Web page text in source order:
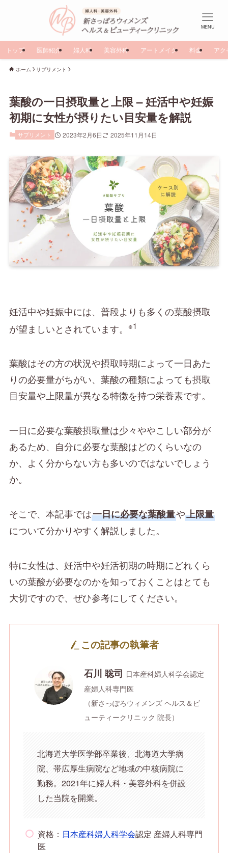
MENU
トップ 医師紹介 婦人科 美容外科 アートメイク 料金 アク
ホーム サプリメント
葉酸の一日摂取量と上限 – 妊活中や妊娠
初期に女性が摂りたい目安量を解説
サプリメント 2023年2月6日 2025年11月14日
妊活中や妊娠中には、普段よりも多くの葉酸摂取
が望ましいとされています。 ※1
葉酸はその方の状況や摂取時期によって一日あた
りの必要量がちがい、葉酸の種類によっても摂取
目安量や上限量が異なる特徴を持つ栄養素です。
一日に必要な葉酸摂取量は少々ややこしい部分が
あるため、自分に必要な葉酸はどのくらいなの
か、よく分からない方も多いのではないでしょう
か。
そこで、本記事では一日に必要な葉酸量や上限量
について分かりやすく解説しました。
特に女性は、妊活中や妊活初期の時期にどれくら
いの葉酸が必要なのかを知っておくことはとても
大切ですので、ぜひ参考にしてください。
この記事の執筆者
石川 聡司 日本産科婦人科学会認定
産婦人科専門医
（新さっぽろウィメンズ ヘルス＆ビ
ューティークリニック 院長）
北海道大学医学部卒業後、北海道大学病
院、帯広厚生病院など地域の中核病院に
勤務。2021年に婦人科・美容外科を併設
した当院を開業。
資格： 日本産科婦人科学会認定 産婦人科専門
医